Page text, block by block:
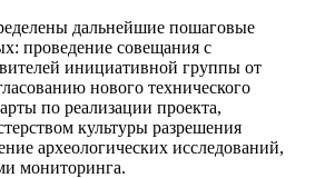
дальнейшие пошаговые
проведение совещания с
инициативной группы от
нового технического
по реализации проекта,
культуры разрешения
археологических исследований,
мониторинга.